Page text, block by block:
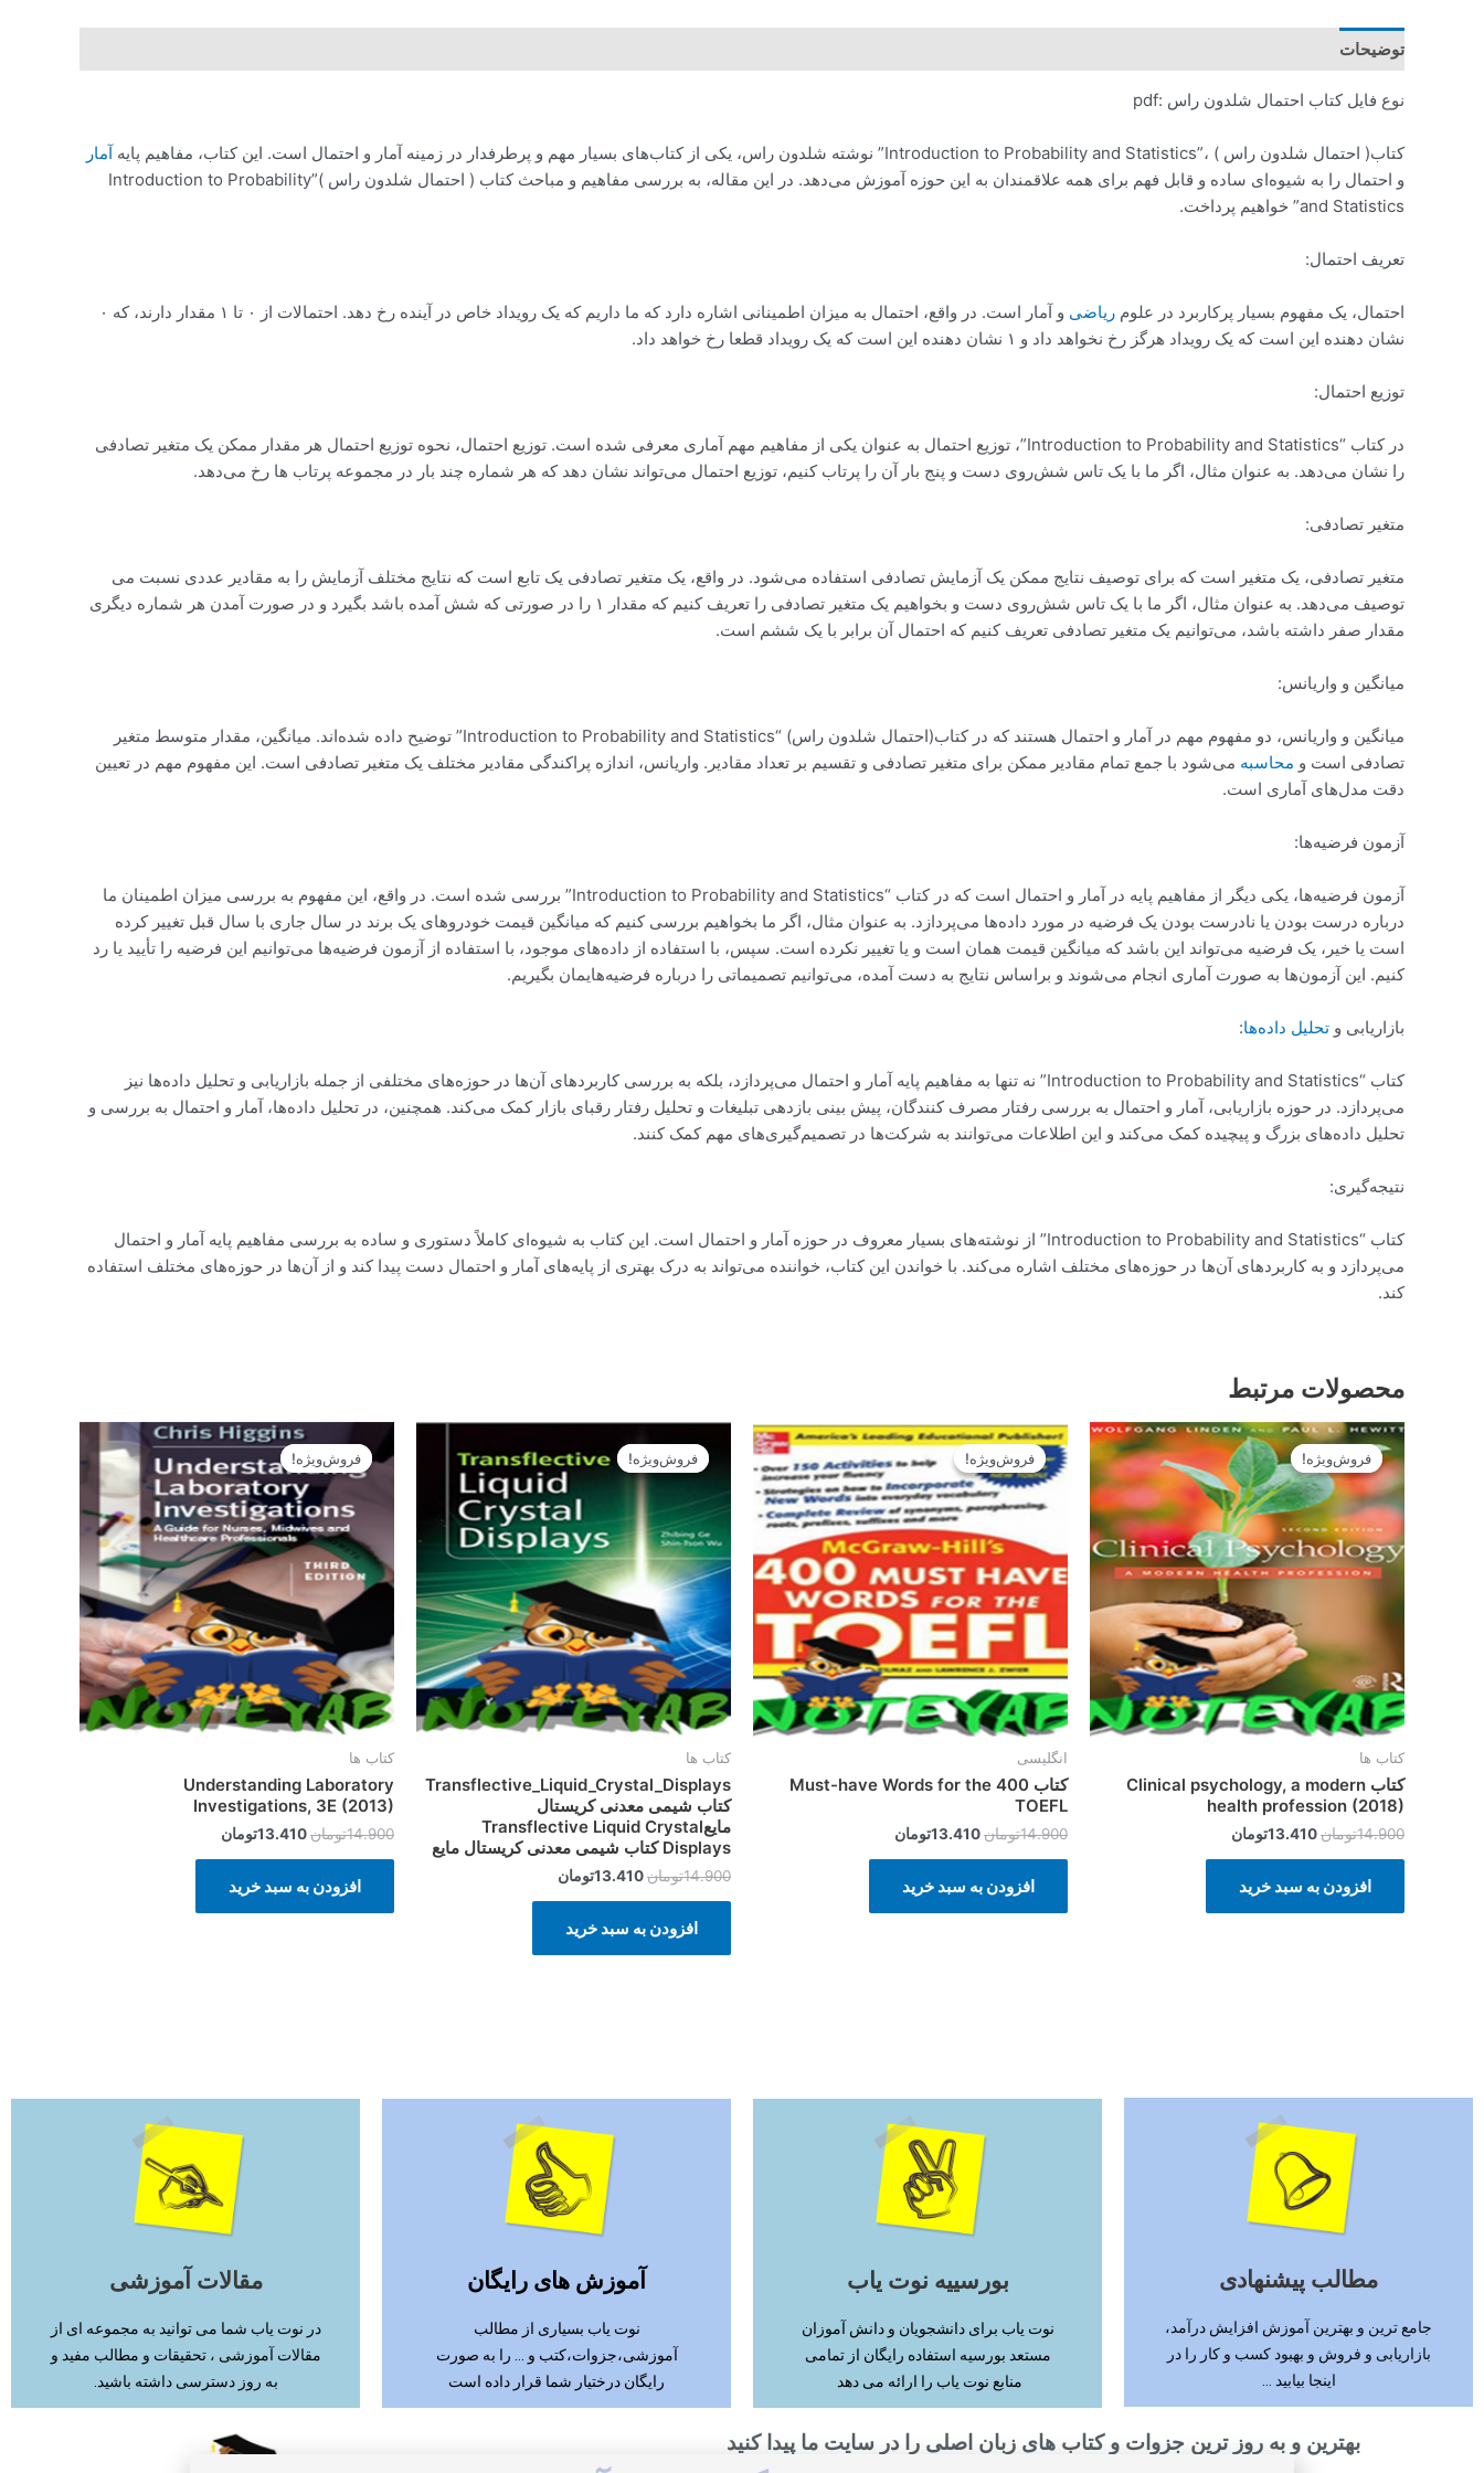
توضیحات
نوع فایل کتاب احتمال شلدون راس :pdf
کتاب( احتمال شلدون راس ) ،”Introduction to Probability and Statistics” نوشته شلدون راس، یکی از کتاب‌های بسیار مهم و پرطرفدار در زمینه آمار و احتمال است. این کتاب، مفاهیم پایه
آمار
و احتمال را به شیوه‌ای ساده و قابل فهم برای همه علاقمندان به این حوزه آموزش می‌دهد. در این مقاله، به بررسی مفاهیم و مباحث کتاب ( احتمال شلدون راس )”Introduction to Probability
and Statistics” خواهیم پرداخت.
تعریف احتمال:
احتمال، یک مفهوم بسیار پرکاربرد در علوم ریاضی
و آمار است. در واقع، احتمال به میزان اطمینانی اشاره دارد که ما داریم که یک رویداد خاص در آینده رخ دهد. احتمالات از ۰ تا ۱ مقدار دارند، که ۰
نشان دهنده این است که یک رویداد هرگز رخ نخواهد داد و ۱ نشان دهنده این است که یک رویداد قطعا رخ خواهد داد.
توزیع احتمال:
در کتاب “Introduction to Probability and Statistics”، توزیع احتمال به عنوان یکی از مفاهیم مهم آماری معرفی شده است. توزیع احتمال، نحوه توزیع احتمال هر مقدار ممکن یک متغیر تصادفی
را نشان می‌دهد. به عنوان مثال، اگر ما با یک تاس شش‌روی دست و پنج بار آن را پرتاب کنیم، توزیع احتمال می‌تواند نشان دهد که هر شماره چند بار در مجموعه پرتاب ها رخ می‌دهد.
متغیر تصادفی:
متغیر تصادفی، یک متغیر است که برای توصیف نتایج ممکن یک آزمایش تصادفی استفاده می‌شود. در واقع، یک متغیر تصادفی یک تابع است که نتایج مختلف آزمایش را به مقادیر عددی نسبت می‌
توصیف می‌دهد. به عنوان مثال، اگر ما با یک تاس شش‌روی دست و بخواهیم یک متغیر تصادفی را تعریف کنیم که مقدار ۱ را در صورتی که شش آمده باشد بگیرد و در صورت آمدن هر شماره دیگری
مقدار صفر داشته باشد، می‌توانیم یک متغیر تصادفی تعریف کنیم که احتمال آن برابر با یک ششم است.
میانگین و واریانس:
میانگین و واریانس، دو مفهوم مهم در آمار و احتمال هستند که در کتاب(احتمال شلدون راس) “Introduction to Probability and Statistics” توضیح داده شده‌اند. میانگین، مقدار متوسط ​​متغیر
تصادفی است و محاسبه می‌شود با جمع تمام مقادیر ممکن برای متغیر تصادفی و تقسیم بر تعداد مقادیر. واریانس، اندازه پراکندگی مقادیر مختلف یک متغیر تصادفی است. این مفهوم مهم در تعیین
دقت مدل‌های آماری است.
آزمون فرضیه‌ها:
آزمون فرضیه‌ها، یکی دیگر از مفاهیم پایه در آمار و احتمال است که در کتاب “Introduction to Probability and Statistics” بررسی شده است. در واقع، این مفهوم به بررسی میزان اطمینان ما
درباره درست بودن یا نادرست بودن یک فرضیه در مورد داده‌ها می‌پردازد. به عنوان مثال، اگر ما بخواهیم بررسی کنیم که میانگین قیمت خودروهای یک برند در سال جاری با سال قبل تغییر کرده
است یا خیر، یک فرضیه می‌تواند این باشد که میانگین قیمت همان است و یا تغییر نکرده است. سپس، با استفاده از داده‌های موجود، با استفاده از آزمون فرضیه‌ها می‌توانیم این فرضیه‌ را تأیید یا رد
کنیم. این آزمون‌ها به صورت آماری انجام می‌شوند و براساس نتایج به دست آمده، می‌توانیم تصمیماتی را درباره فرضیه‌هایمان بگیریم.
بازاریابی و تحلیل داده‌ها:
کتاب “Introduction to Probability and Statistics” نه تنها به مفاهیم پایه آمار و احتمال می‌پردازد، بلکه به بررسی کاربردهای آن‌ها در حوزه‌های مختلفی از جمله بازاریابی و تحلیل داده‌ها نیز
می‌پردازد. در حوزه بازاریابی، آمار و احتمال به بررسی رفتار مصرف کنندگان، پیش بینی بازدهی تبلیغات و تحلیل رفتار رقبای بازار کمک می‌کند. همچنین، در تحلیل داده‌ها، آمار و احتمال به بررسی و
تحلیل داده‌های بزرگ و پیچیده کمک می‌کند و این اطلاعات می‌توانند به شرکت‌ها در تصمیم‌گیری‌های مهم کمک کنند.
نتیجه‌گیری:
کتاب “Introduction to Probability and Statistics” از نوشته‌های بسیار معروف در حوزه آمار و احتمال است. این کتاب به شیوه‌ای کاملاً دستوری و ساده به بررسی مفاهیم پایه آمار و احتمال
می‌پردازد و به کاربردهای آن‌ها در حوزه‌های مختلف اشاره می‌کند. با خواندن این کتاب، خواننده می‌تواند به درک بهتری از پایه‌های آمار و احتمال دست پیدا کند و از آن‌ها در حوزه‌های مختلف استفاده
کند.
محصولات مرتبط
فروش‌ویژه!
فروش‌ویژه!
کتاب ها
کتاب Clinical psychology, a modern
health profession (2018)
14.900تومان
قیمت
اصلی
14.900تومان
بود.
13.410تومان
قیمت
فعلی
13.410تومان
است.
افزودن به سبد خرید
فروش‌ویژه!
فروش‌ویژه!
انگلیسی
کتاب 400 Must-have Words for the
TOEFL
14.900تومان
قیمت
اصلی
14.900تومان
بود.
13.410تومان
قیمت
فعلی
13.410تومان
است.
افزودن به سبد خرید
فروش‌ویژه!
فروش‌ویژه!
کتاب ها
Transflective_Liquid_Crystal_Displays
کتاب شیمی معدنی کریستال
مایعTransflective Liquid Crystal
Displays کتاب شیمی معدنی کریستال مایع
14.900تومان
قیمت
اصلی
14.900تومان
بود.
13.410تومان
قیمت
فعلی
13.410تومان
است.
افزودن به سبد خرید
فروش‌ویژه!
فروش‌ویژه!
کتاب ها
Understanding Laboratory
Investigations, 3E (2013)
14.900تومان
قیمت
اصلی
14.900تومان
بود.
13.410تومان
قیمت
فعلی
13.410تومان
است.
افزودن به سبد خرید
مطالب پیشنهادی
جامع ترین و بهترین آموزش افزایش درآمد،
بازاریابی و فروش و بهبود کسب و کار را در
اینجا بیابید ...
بورسییه نوت یاب
نوت یاب برای دانشجویان و دانش آموزان
مستعد بورسیه استفاده رایگان از تمامی
منابع نوت یاب را ارائه می دهد
آموزش های رایگان
نوت یاب بسیاری از مطالب
آموزشی،جزوات،کتب و ... را به صورت
رایگان درختیار شما قرار داده است
مقالات آموزشی
در نوت یاب شما می توانید به مجموعه ای از
مقالات آموزشی ، تحقیقات و مطالب مفید و
به روز دسترسی داشته باشید.
بهترین و به روز ترین جزوات و کتاب های زبان اصلی را در سایت ما پیدا کنید